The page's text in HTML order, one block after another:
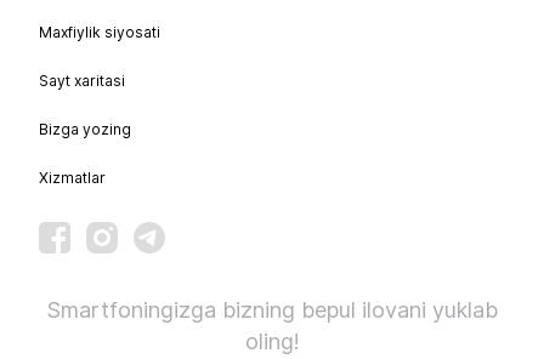
Maxfiylik siyosati
Sayt xaritasi
Bizga yozing
Xizmatlar
Smartfoningizga bizning bepul ilovani yuklab
oling!